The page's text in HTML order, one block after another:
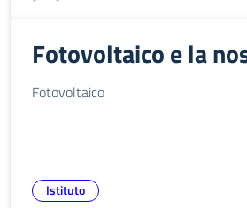
Fotovoltaico e la
Fotovoltaico
Istituto